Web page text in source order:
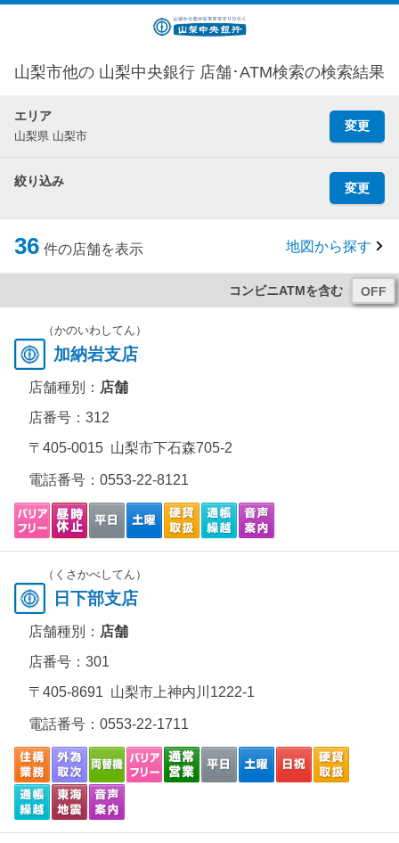
山梨市他の 山梨中央銀行 店舗･ATM検索の検索結果
エリア
山梨県 山梨市
変更
絞り込み 変更
36 件の店舗を表示 地図から探す
コンビニATMを含む
（かのいわしてん）
加納岩支店
店舗種別： 店舗
店番号：312
〒405-0015 山梨市下石森705-2
電話番号： 0553-22-8121
（くさかべしてん）
日下部支店
店舗種別： 店舗
店番号：301
〒405-8691 山梨市上神内川1222-1
電話番号： 0553-22-1711